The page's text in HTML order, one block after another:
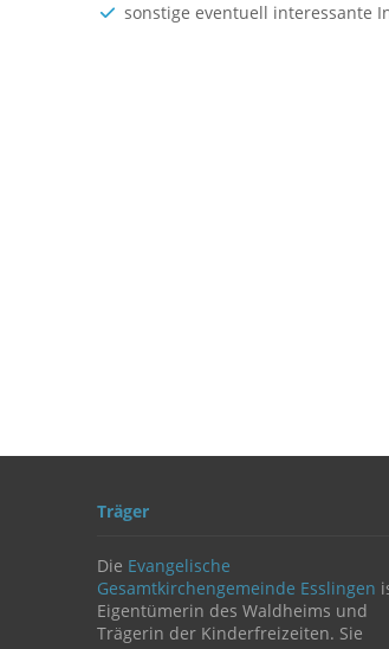
sonstige eventuell interessante
Träger
Die Evangelische
Gesamtkirchengemeinde Esslingen
Eigentümerin des Waldheims und
Trägerin der Kinderfreizeiten. Sie